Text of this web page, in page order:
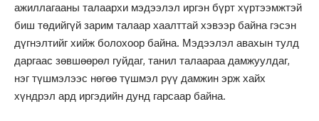
ажиллагааны талаархи мэдээлэл иргэн бүрт хүртээмжтэй
биш төдийгүй зарим талаар хаалттай хэвээр байна гэсэн
дүгнэлтийг хийж болохоор байна. Мэдээлэл авахын тулд
даргаас зөвшөөрөл гуйдаг, танил талаараа дамжуулдаг,
нэг түшмэлээс нөгөө түшмэл рүү дамжин эрж хайх
хүндрэл ард иргэдийн дунд гарсаар байна.